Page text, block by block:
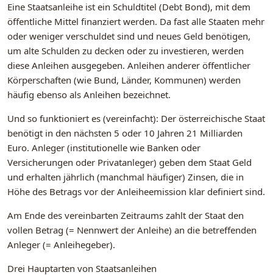
Eine Staatsanleihe ist ein Schuldtitel (Debt Bond), mit dem
öffentliche Mittel finanziert werden. Da fast alle Staaten mehr
oder weniger verschuldet sind und neues Geld benötigen,
um alte Schulden zu decken oder zu investieren, werden
diese Anleihen ausgegeben. Anleihen anderer öffentlicher
Körperschaften (wie Bund, Länder, Kommunen) werden
häufig ebenso als Anleihen bezeichnet.
Und so funktioniert es (vereinfacht): Der österreichische Staat
benötigt in den nächsten 5 oder 10 Jahren 21 Milliarden
Euro. Anleger (institutionelle wie Banken oder
Versicherungen oder Privatanleger) geben dem Staat Geld
und erhalten jährlich (manchmal häufiger) Zinsen, die in
Höhe des Betrags vor der Anleiheemission klar definiert sind.
Am Ende des vereinbarten Zeitraums zahlt der Staat den
vollen Betrag (= Nennwert der Anleihe) an die betreffenden
Anleger (= Anleihegeber).
Drei Hauptarten von Staatsanleihen